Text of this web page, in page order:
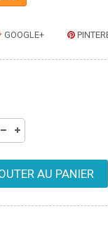
GOOGLE+
AU PANIER